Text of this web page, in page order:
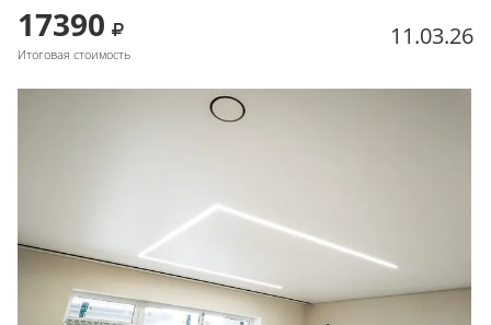
17390
Итоговая стоимость
11.03.26